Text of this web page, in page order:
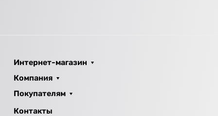
Интернет-магазин
Компания
Покупателям
Контакты